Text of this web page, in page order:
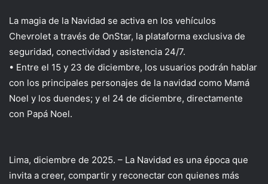
La magia de la Navidad se activa en los vehículos
Chevrolet a través de OnStar, la plataforma exclusiva de
seguridad, conectividad y asistencia 24/7.
• Entre el 15 y 23 de diciembre, los usuarios podrán hablar
con los principales personajes de la navidad como Mamá
Noel y los duendes; y el 24 de diciembre, directamente
con Papá Noel.
Lima, diciembre de 2025. – La Navidad es una época que
invita a creer, compartir y reconectar con quienes más